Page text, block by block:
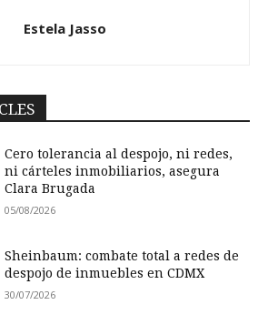
Estela Jasso
Cero tolerancia al despojo, ni redes,
ni cárteles inmobiliarios, asegura
Clara Brugada
05/08/2026
Sheinbaum: combate total a redes de
despojo de inmuebles en CDMX
30/07/2026